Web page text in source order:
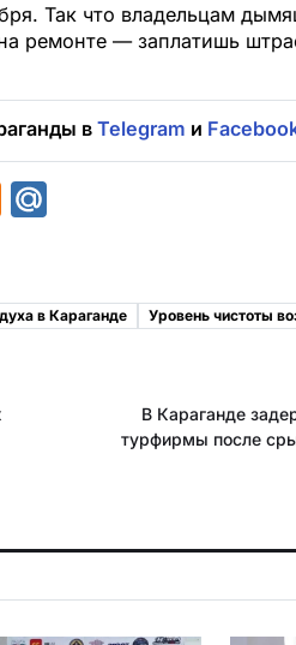
Так что владельцам
ремонте — заплатишь
вTelegram и
o
i
k
i
l
в Караганде Уровень чистоты
В Караганде
турфирмы после